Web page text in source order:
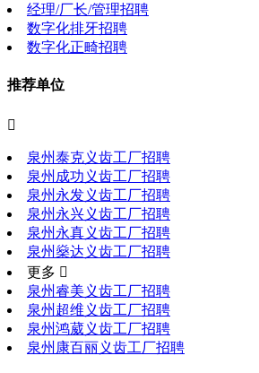
经理/厂长/管理招聘
数字化排牙招聘
数字化正畸招聘
推荐单位

泉州泰克义齿工厂招聘
泉州成功义齿工厂招聘
泉州永发义齿工厂招聘
泉州永兴义齿工厂招聘
泉州永真义齿工厂招聘
泉州燊达义齿工厂招聘
更多 
泉州睿美义齿工厂招聘
泉州超维义齿工厂招聘
泉州鸿葳义齿工厂招聘
泉州康百丽义齿工厂招聘